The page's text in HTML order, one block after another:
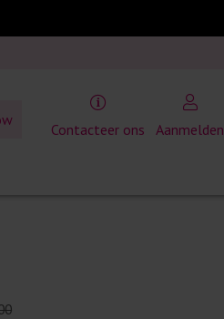
Contacteer ons Aanmelden